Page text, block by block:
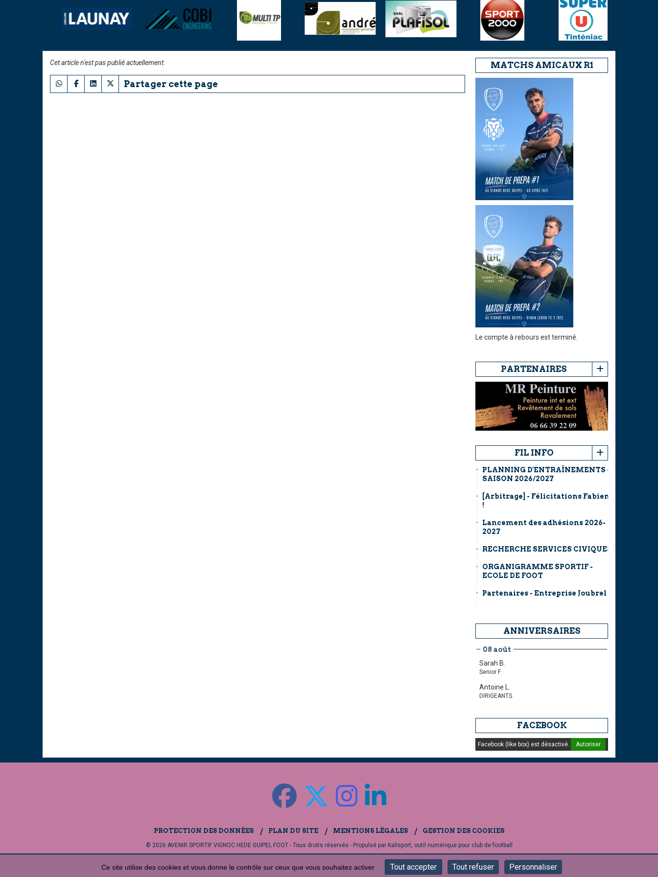
Cet article n'est pas publié actuellement.
Partager cette page
MATCHS AMICAUX R1
Le compte à rebours est terminé.
PARTENAIRES
FIL INFO
PLANNING D'ENTRAÎNEMENTS -
SAISON 2026/2027
[Arbitrage] - Félicitations Fabien
!
Lancement des adhésions 2026-
2027
RECHERCHE SERVICES CIVIQUES
ORGANIGRAMME SPORTIF -
ECOLE DE FOOT
Partenaires - Entreprise Joubrel
ANNIVERSAIRES
08 août
Sarah B.
Senior F
Antoine L.
DIRIGEANTS
FACEBOOK
Facebook (like box) est désactivé. Autoriser
PROTECTION DES DONNÉES PLAN DU SITE MENTIONS LÉGALES GESTION DES COOKIES
© 2026 AVENIR SPORTIF VIGNOC HEDE GUIPEL FOOT - Tous droits réservés - Propulsé par Kalisport, outil numérique pour club de football
Ce site utilise des cookies et vous donne le contrôle sur ceux que vous souhaitez activer Tout accepter Tout refuser Personnaliser